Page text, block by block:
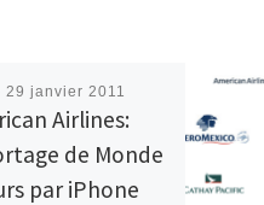
29 janvier 2011
Airlines:
de Monde
par iPhone